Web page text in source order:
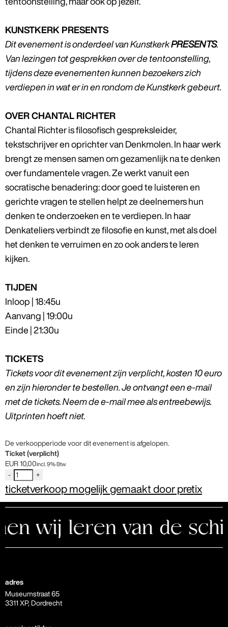
KUNSTKERK PRESENTS
Dit evenement is onderdeel van KunstkerkPRESENTS.
Van lezingen tot gesprekken over de tentoonstelling,
tijdens deze evenementen kunnen bezoekers zich
verdiepen in wat er in en rondom de Kunstkerk gebeurt.
OVER CHANTAL RICHTER
Chantal Richter is filosofisch gespreksleider,
tekstschrijver en oprichter van Denkmolen. In haar werk
brengt ze mensen samen om gezamenlijk na te denken
over fundamentele vragen. Ze werkt vanuit een
socratische benadering: door goed te luisteren en
gerichte vragen te stellen helpt ze deelnemers hun
denken te onderzoeken en te verdiepen. In haar
Denkateliers verbindt ze filosofie en kunst, met als doel
het denken te verruimen en zo ook anders te leren
kijken.
TIJDEN
Inloop | 18:45u
Aanvang | 19:00u
Einde | 21:30u
TICKETS
Tickets voor dit evenement zijn verplicht, kosten 10 euro
en zijn hieronder te bestellen. Je ontvangt een e-mail
met de tickets. Neem de e-mail mee als entreebewijs.
Uitprinten hoeft niet.
De verkoopperiode voor dit evenement is afgelopen.
Ticket (verplicht)
EUR 10,00incl. 9% Btw
- +
ticketverkoop mogelijk gemaakt door pretix
wij leren van de
adres
Museumstraat 65
3311 XP, Dordrecht